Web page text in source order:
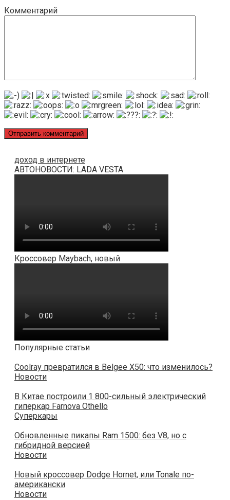
Комментарий
доход в интернете
АВТОНОВОСТИ: LADA VESTA
Кроссовер Maybach, новый
Популярные статьи
Coolray превратился в Belgee X50: что изменилось?
Новости
В Китае построили 1 800-сильный электрический
гиперкар Farnova Othello
Суперкары
Обновленные пикапы Ram 1500: без V8, но с
гибридной версией
Новости
Новый кроссовер Dodge Hornet, или Tonale по-
американски
Новости